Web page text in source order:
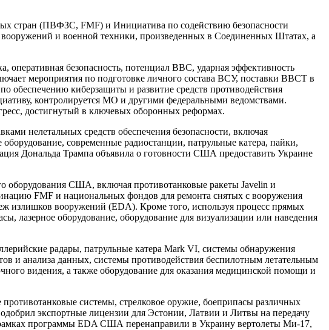
стран (ПВФЗС, FMF) и Инициатива по содействию безопасности
и военной техники, произведенных в Соединенных Штатах, а
оперативная безопасность, потенциал ВВС, ударная эффективность
мероприятия по подготовке личного состава ВСУ, поставки ВВСТ в
обеспечению киберзащиты и развитие средств противодействия
контролируется МО и другими федеральными ведомствами.
достигнутый в ключевых оборонных реформах.
нелетальных средств обеспечения безопасности, включая
современные радиостанции, патрульные катера, пайки,
Дональда Трампа объявила о готовности США предоставить Украине
оборудования США, включая противотанковые ракеты Javelin и
FMF и национальных фондов для ремонта снятых с вооружения
излишков вооружений (EDA). Кроме того, используя процесс прямых
лазерное оборудование, оборудование для визуализации или наведения
радары, патрульные катера Mark VI, системы обнаружения
и анализа данных, системы противодействия беспилотным летательным
видения, а также оборудование для оказания медицинской помощи и
системы, стрелковое оружие, боеприпасы различных
экспортные лицензии для Эстонии, Латвии и Литвы на передачу
программы EDA США перенаправили в Украину вертолеты Ми-17,